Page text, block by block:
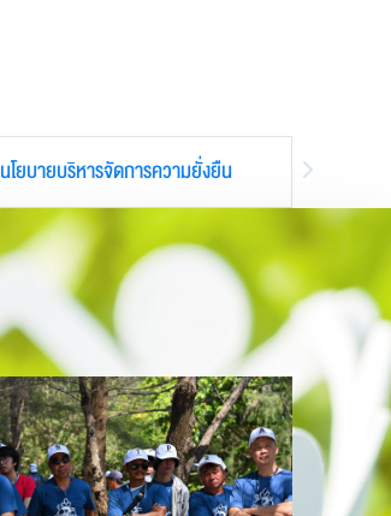
นโยบายบริหารจัดการความยั่งยืน